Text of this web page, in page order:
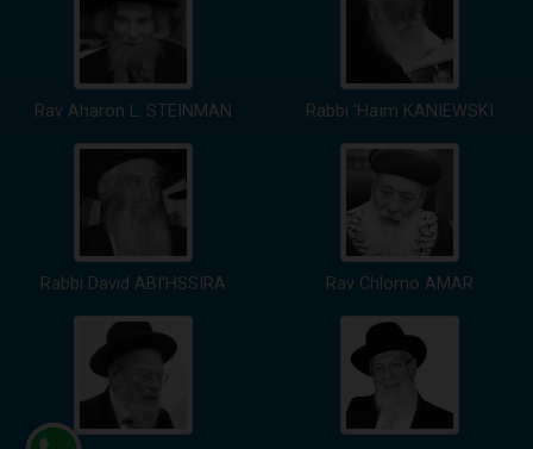
Rav Aharon L. STEINMAN Rabbi 'Haïm KANIEWSKI
Rabbi David ABI'HSSIRA Rav Chlomo AMAR